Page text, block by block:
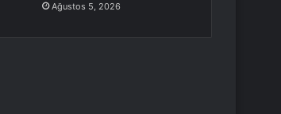
Ağustos 5, 2026